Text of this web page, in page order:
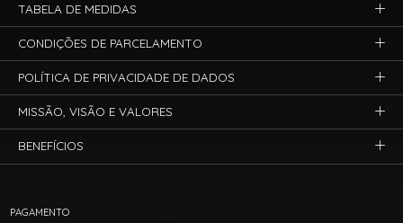
PAGAMENTO
TABELA DE MEDIDAS
CONDIÇÕES DE PARCELAMENTO
POLÍTICA DE PRIVACIDADE DE DADOS
MISSÃO, VISÃO E VALORES
BENEFÍCIOS